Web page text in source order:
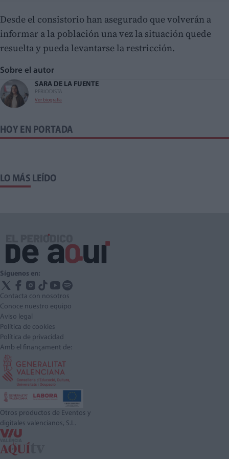
Desde el consistorio han asegurado que volverán a
informar a la población una vez la situación quede
resuelta y pueda levantarse la restricción.
Sobre el autor
SARA DE LA FUENTE
PERIODISTA
Ver biografía
HOY EN PORTADA
LO MÁS LEÍDO
Síguenos en:
Contacta con nosotros
Conoce nuestro equipo
Aviso legal
Política de cookies
Política de privacidad
Amb el finançament de:
Otros productos de Eventos y
digitales valencianos, S.L.